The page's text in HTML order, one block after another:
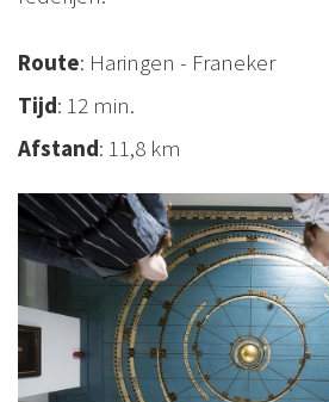
Route: Haringen - Franeker
Tijd: 12 min.
Afstand: 11,8 km